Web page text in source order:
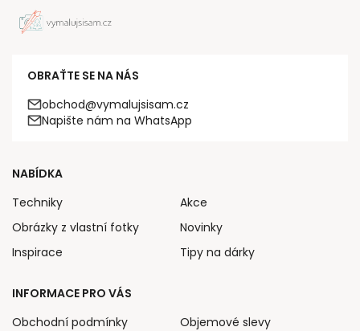
OBRAŤTE SE NA NÁS
obchod@vymalujsisam.cz
Napište nám na WhatsApp
NABÍDKA
Techniky
Obrázky z vlastní fotky
Inspirace
Akce
Novinky
Tipy na dárky
INFORMACE PRO VÁS
Obchodní podmínky
Objemové slevy